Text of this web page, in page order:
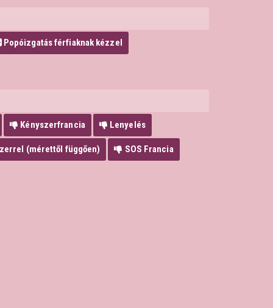
Popóizgatás férfiaknak kézzel
Kényszerfrancia Lenyelés
(mérettől függően) SOS Francia